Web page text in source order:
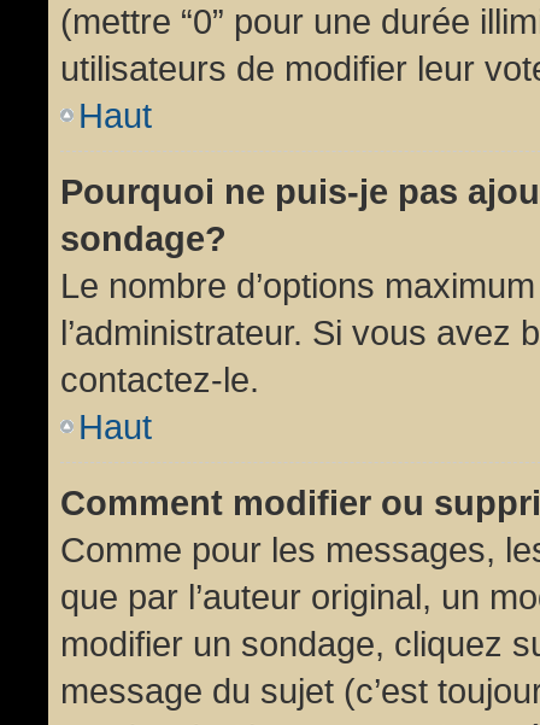
(mettre “0” pour une durée
utilisateurs de modifier leur
Haut
Pourquoi ne puis-je pas
sondage?
Le nombre d’options
l’administrateur. Si vous avez
contactez-le.
Haut
Comment modifier ou
Comme pour les messages,
que par l’auteur original, un
modifier un sondage, cliquez
message du sujet (c’est